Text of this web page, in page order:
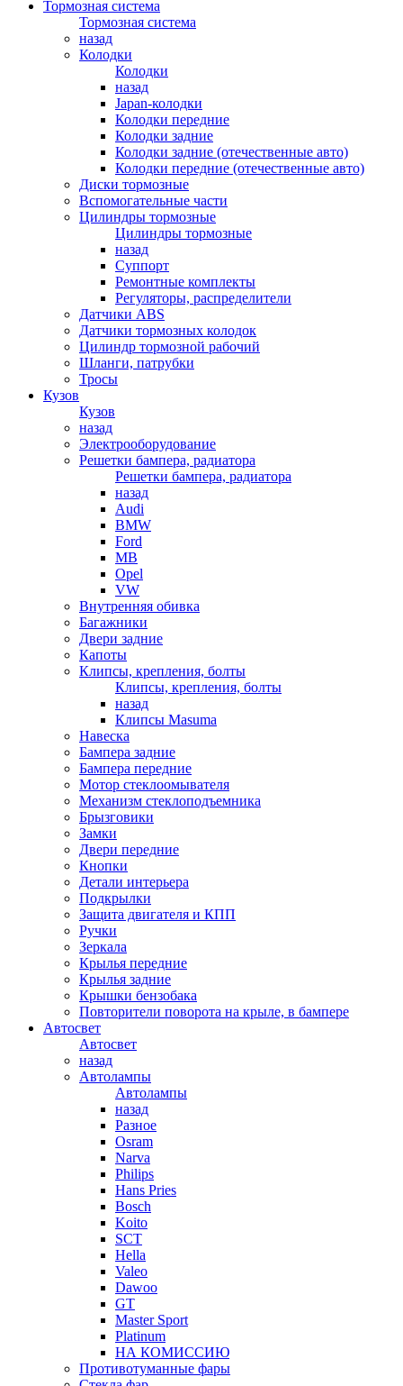
Тормозная система
Тормозная система
назад
Колодки
Колодки
назад
Japan-колодки
Колодки передние
Колодки задние
Колодки задние (отечественные авто)
Колодки передние (отечественные авто)
Диски тормозные
Вспомогательные части
Цилиндры тормозные
Цилиндры тормозные
назад
Суппорт
Ремонтные комплекты
Регуляторы, распределители
Датчики ABS
Датчики тормозных колодок
Цилиндр тормозной рабочий
Шланги, патрубки
Тросы
Кузов
Кузов
назад
Электрооборудование
Решетки бампера, радиатора
Решетки бампера, радиатора
назад
Audi
BMW
Ford
MB
Opel
VW
Внутренняя обивка
Багажники
Двери задние
Капоты
Клипсы, крепления, болты
Клипсы, крепления, болты
назад
Клипсы Masuma
Навеска
Бампера задние
Бампера передние
Мотор стеклоомывателя
Механизм стеклоподъемника
Брызговики
Замки
Двери передние
Кнопки
Детали интерьера
Подкрылки
Защита двигателя и КПП
Ручки
Зеркала
Крылья передние
Крылья задние
Крышки бензобака
Повторители поворота на крыле, в бампере
Автосвет
Автосвет
назад
Автолампы
Автолампы
назад
Разное
Osram
Narva
Philips
Hans Pries
Bosch
Koito
SCT
Hella
Valeo
Dawoo
GT
Master Sport
Platinum
НА КОМИССИЮ
Противотуманные фары